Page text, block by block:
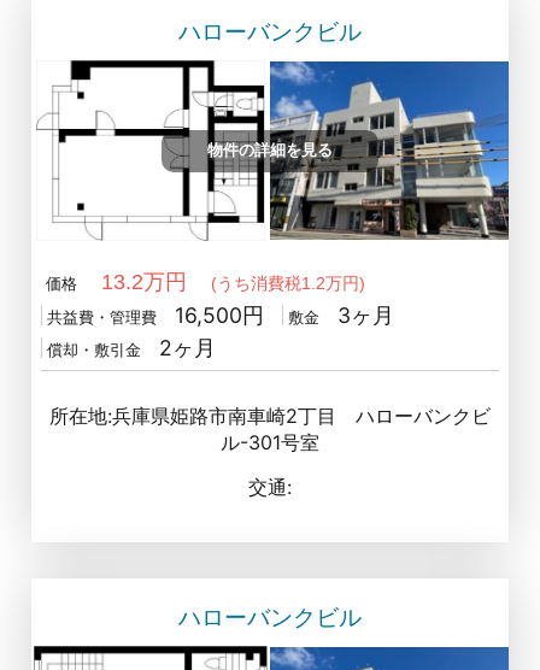
ハローバンクビル
物件の詳細を見る
価格 13.2万円 (うち消費税1.2万円)
共益費・管理費 16,500円 敷金 3ヶ月
償却・敷引金 2ヶ月
所在地:兵庫県姫路市南車崎2丁目 ハローバンクビ
ル-301号室
交通:
ハローバンクビル